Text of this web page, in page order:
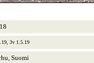
3v 1.5.19
Suomi